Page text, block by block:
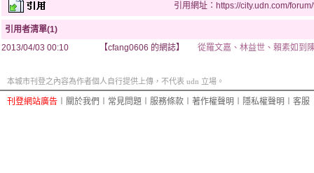
引用網址：https://city.udn.com/
引用者清單(1)
2013/04/03 00:10
【cfang0606 的網誌】 從羅文嘉、林益世、賴素如到
本城市刊登之內容為作者個人自行提供上傳，不代表 udn 立場。
刊登網站廣告 關於我們 常見問題 服務條款 著作權聲明 隱私權聲明 客服